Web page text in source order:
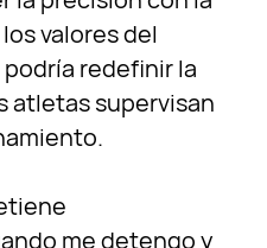
valores del
redefinir la
atletas supervisan
me detengo y